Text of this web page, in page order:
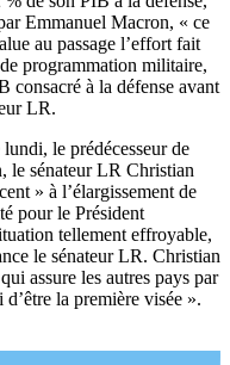
Emmanuel Macron, « ce
au passage l’effort fait
programmation militaire,
consacré à la défense avant
LR.
le prédécesseur de
le sénateur LR Christian
» à l’élargissement de
pour le Président
tellement effroyable,
le sénateur LR. Christian
assure les autres pays par
la première visée ».